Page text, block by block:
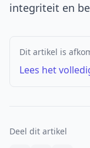
integriteit en
Dit artikel is
Lees het
Deel dit artikel